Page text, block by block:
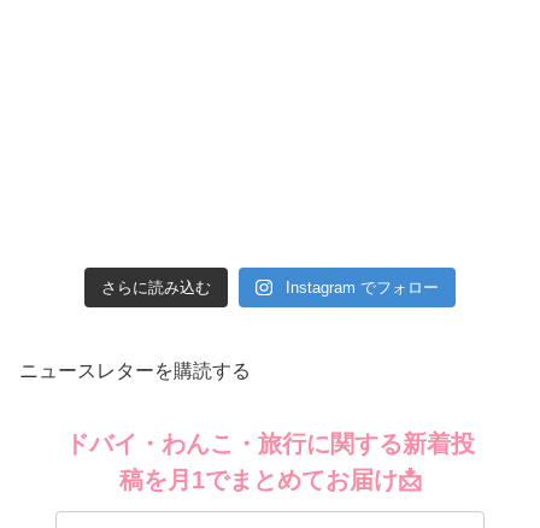
さらに読み込む Instagram でフォロー
ニュースレターを購読する
ドバイ・わんこ・旅行に関する新着投
稿を月1でまとめてお届け📩